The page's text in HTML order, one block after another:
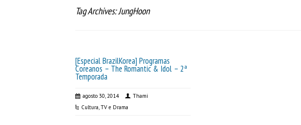
Tag Archives: JungHoon
[Especial BrazilKorea] Programas
Coreanos – The Romantic & Idol – 2ª
Temporada
agosto 30, 2014
Thami
Cultura,TV e Drama